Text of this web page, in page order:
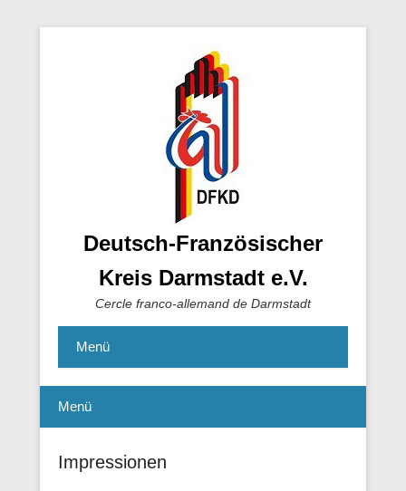
Deutsch-Französischer
Kreis Darmstadt e.V.
Cercle franco-allemand de Darmstadt
Menü
Menü
Impressionen